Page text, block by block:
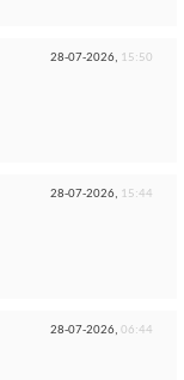
28-07-2026, 15:50
28-07-2026, 15:44
28-07-2026, 06:44